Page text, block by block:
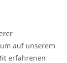
auf unserem
erfahrenen